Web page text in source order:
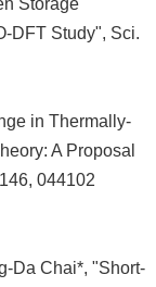
Storage
DFT Study", Sci.
in Thermally-
A Proposal
044102
Da Chai*, "Short-